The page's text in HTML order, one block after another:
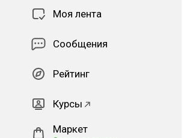
Моя лента
Сообщения
Рейтинг
Курсы
Маркет